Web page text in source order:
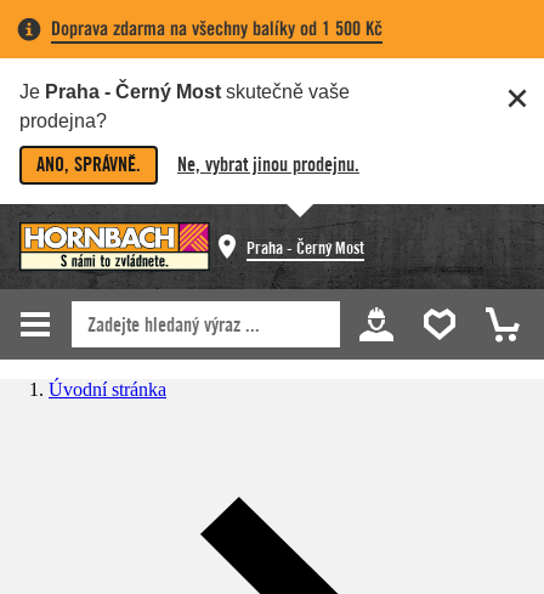
Doprava zdarma na všechny balíky od 1 500 Kč
Je Praha - Černý Most skutečně vaše
prodejna?
ANO, SPRÁVNĚ. Ne, vybrat jinou prodejnu.
Praha - Černý Most
Úvodní stránka